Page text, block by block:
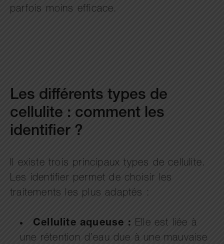
parfois moins efficace.
Les différents types de
cellulite : comment les
identifier ?
Il existe trois principaux types de cellulite.
Les identifier permet de choisir les
traitements les plus adaptés :
Cellulite aqueuse : Elle est liée à
une rétention d’eau due à une mauvaise